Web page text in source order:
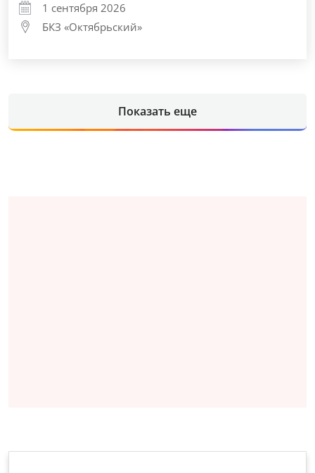
1 сентября 2026
БКЗ «Октябрьский»
Показать еще